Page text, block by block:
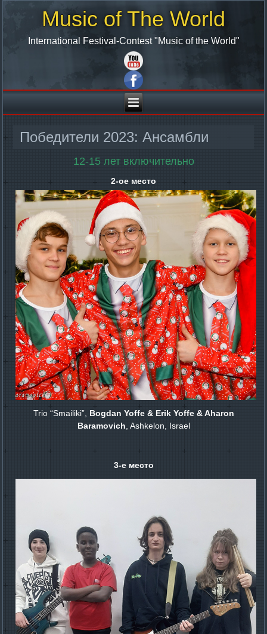
Music of The World
International Festival-Contest "Music of the World"
Победители 2023: Ансамбли
12-15 лет включительно
2-ое место
Trio “Smailiki”, Bogdan Yoffe & Erik Yoffe & Aharon
Baramovich, Ashkelon, Israel
3-е место